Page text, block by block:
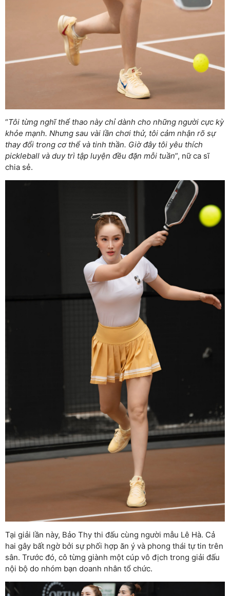
“Tôi từng nghĩ thể thao này chỉ dành cho những người cực kỳ
khỏe mạnh. Nhưng sau vài lần chơi thử, tôi cảm nhận rõ sự
thay đổi trong cơ thể và tinh thần. Giờ đây tôi yêu thích
pickleball và duy trì tập luyện đều đặn mỗi tuần”, nữ ca sĩ
chia sẻ.
Tại giải lần này, Bảo Thy thi đấu cùng người mẫu Lê Hà. Cả
hai gây bất ngờ bởi sự phối hợp ăn ý và phong thái tự tin trên
sân. Trước đó, cô từng giành một cúp vô địch trong giải đấu
nội bộ do nhóm bạn doanh nhân tổ chức.